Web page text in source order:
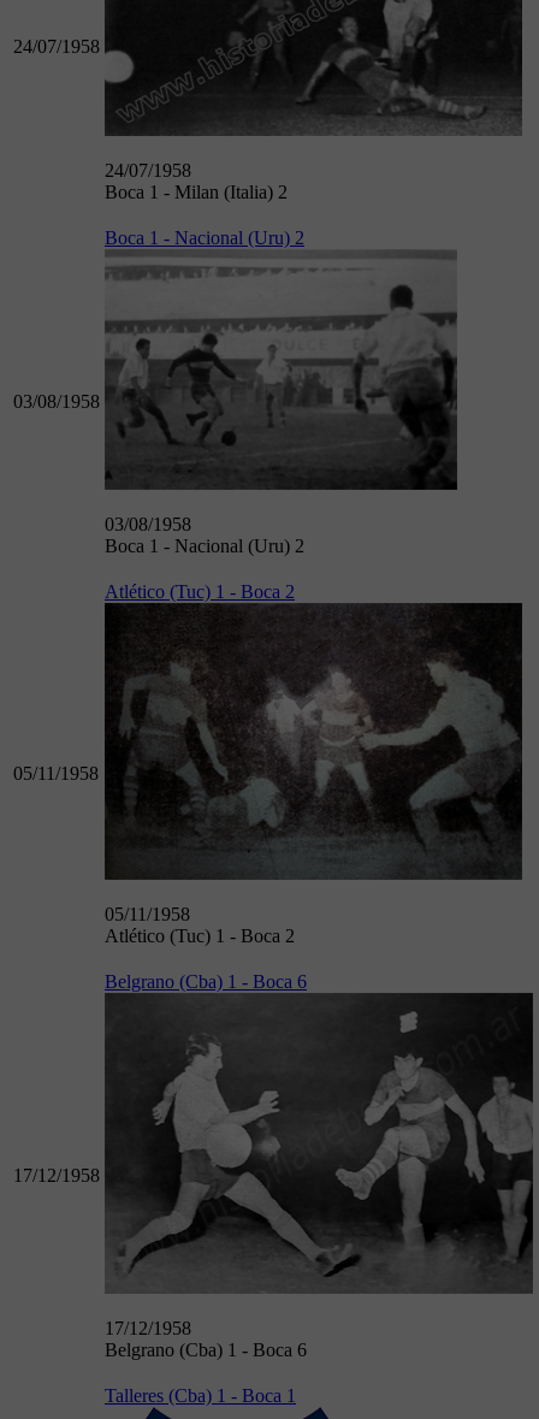
24/07/1958
24/07/1958
Boca 1 - Milan (Italia) 2
03/08/1958
Boca 1 - Nacional (Uru) 2
03/08/1958
Boca 1 - Nacional (Uru) 2
05/11/1958
Atlético (Tuc) 1 - Boca 2
05/11/1958
Atlético (Tuc) 1 - Boca 2
17/12/1958
Belgrano (Cba) 1 - Boca 6
17/12/1958
Belgrano (Cba) 1 - Boca 6
Talleres (Cba) 1 - Boca 1